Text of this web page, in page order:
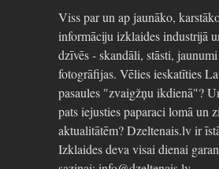
Viss par un ap jaunāko,
informāciju izklaides industrijā
dzīvēs - skandāli, stāsti,
fotogrāfijas. Vēlies ieskatīties
pasaules "zvaigžņu ikdienā"?
pats iejusties paparaci lomā un
aktualitātēm? Dzeltenais.lv ir
Izklaides deva visai dienai